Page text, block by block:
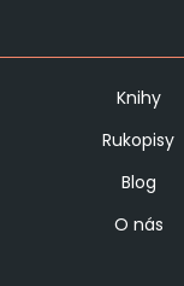
Knihy
Rukopisy
Blog
O nás